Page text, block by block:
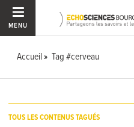
MENU
Accueil Tag #cerveau
TOUS LES CONTENUS TAGUÉS